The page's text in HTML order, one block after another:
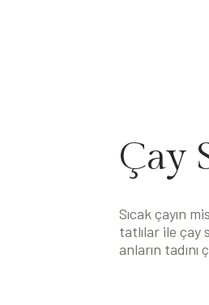
Çay
Sıcak çayın
tatlılar ile
anların tadını